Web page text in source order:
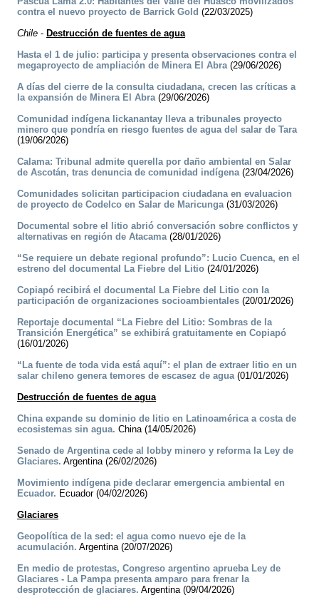
contra el nuevo proyecto de Barrick Gold (22/03/2025)
Chile - Destrucción de fuentes de agua
Hasta el 1 de julio: participa y presenta observaciones contra el
megaproyecto de ampliación de Minera El Abra(29/06/2026)
A días del cierre de la consulta ciudadana, crecen las críticas a
la expansión de Minera El Abra(29/06/2026)
Comunidad indígena lickanantay lleva a tribunales proyecto
minero que pondría en riesgo fuentes de agua del salar de Tara
(19/06/2026)
Calama: Tribunal admite querella por daño ambiental en Salar
de Ascotán, tras denuncia de comunidad indígena(23/04/2026)
Comunidades solicitan participacion ciudadana en evaluacion
de proyecto de Codelco en Salar de Maricunga(31/03/2026)
Documental sobre el litio abrió conversación sobre conflictos y
alternativas en región de Atacama(28/01/2026)
“Se requiere un debate regional profundo”: Lucio Cuenca, en el
estreno del documental La Fiebre del Litio (24/01/2026)
Copiapó recibirá el documental La Fiebre del Litio con la
participación de organizaciones socioambientales (20/01/2026)
Reportaje documental “La Fiebre del Litio: Sombras de la
Transición Energética” se exhibirá gratuitamente en Copiapó
(16/01/2026)
“La fuente de toda vida está aquí”: el plan de extraer litio en un
salar chileno genera temores de escasez de agua(01/01/2026)
Destrucción de fuentes de agua
China expande su dominio de litio en Latinoamérica a costa de
ecosistemas sin agua. China (14/05/2026)
Senado de Argentina cede al lobby minero y reforma la Ley de
Glaciares. Argentina (26/02/2026)
Movimiento indígena pide declarar emergencia ambiental en
Ecuador. Ecuador (04/02/2026)
Glaciares
Geopolítica de la sed: el agua como nuevo eje de la
acumulación. Argentina (20/07/2026)
En medio de protestas, Congreso argentino aprueba Ley de
Glaciares - La Pampa presenta amparo para frenar la
desprotección de glaciares. Argentina (09/04/2026)